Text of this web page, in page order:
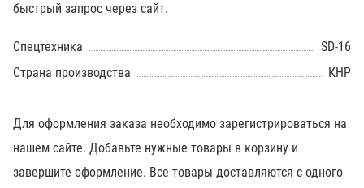
быстрый запрос через сайт.
Спецтехника
SD-16
Страна производства
КНР
Для оформления заказа необходимо зарегистрироваться на
нашем сайте. Добавьте нужные товары в корзину и
завершите оформление. Все товары доставляются с одного